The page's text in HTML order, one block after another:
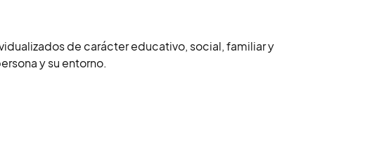
de carácter educativo, social, familiar y
y su entorno.